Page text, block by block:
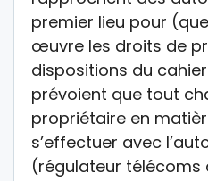
premier lieu pour
œuvre les droits de
dispositions du
prévoient que tout
propriétaire en
s’effectuer avec
(régulateur télécoms